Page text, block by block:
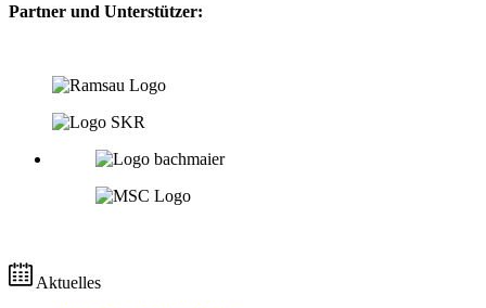
Partner und Unterstützer:
Aktuelles